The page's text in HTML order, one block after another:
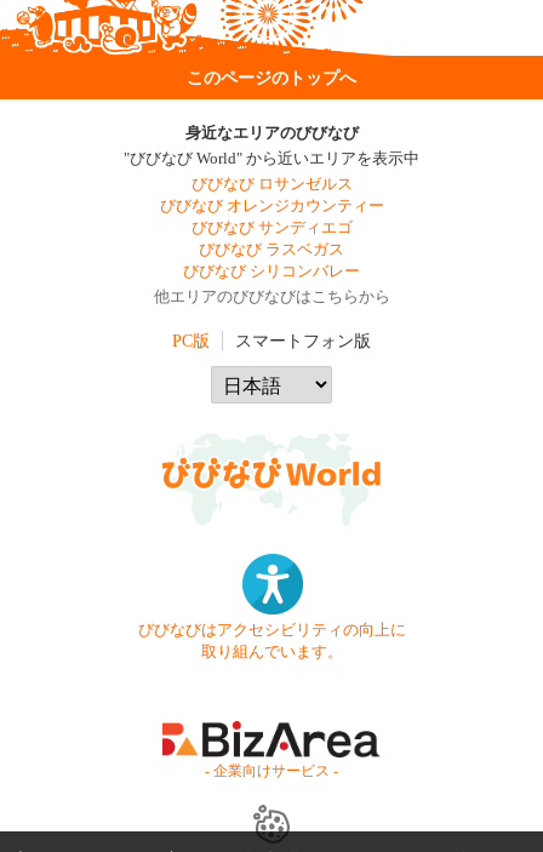
このページのトップへ
身近なエリアのびびなび
"びびなび World" から近いエリアを表示中
びびなび ロサンゼルス
びびなび オレンジカウンティー
びびなび サンディエゴ
びびなび ラスベガス
びびなび シリコンバレー
他エリアのびびなびはこちらから
PC版 スマートフォン版
びびなびはアクセシビリティの向上に
取り組んでいます。
- 企業向けサービス -